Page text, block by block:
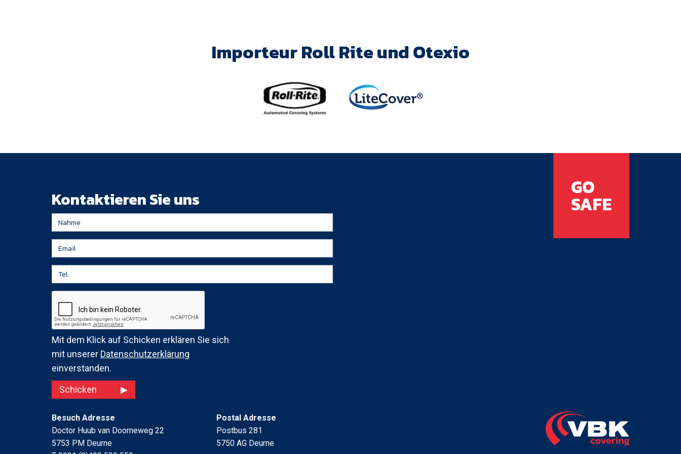
Importeur Roll Rite und Otexio
Kontaktieren Sie uns
Mit dem Klick auf Schicken erklären Sie sich
mit unserer Datenschutzerklärung
einverstanden.
Schicken
GO
SAFE
Besuch Adresse
Doctor Huub van Doorneweg 22
5753 PM Deurne
Postal Adresse
Postbus 281
5750 AG Deurne